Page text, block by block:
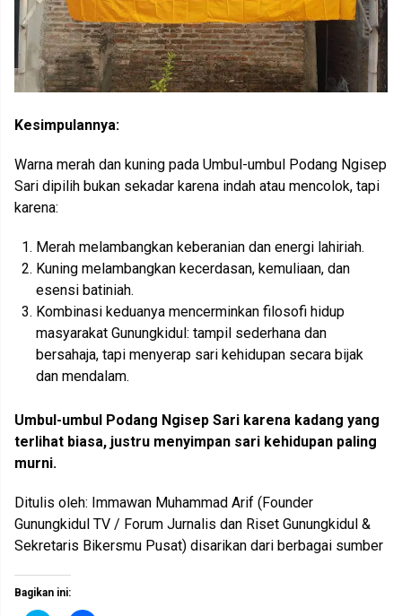
Kesimpulannya:
Warna merah dan kuning pada Umbul-umbul Podang Ngisep
Sari dipilih bukan sekadar karena indah atau mencolok, tapi
karena:
Merah melambangkan keberanian dan energi lahiriah.
Kuning melambangkan kecerdasan, kemuliaan, dan
esensi batiniah.
Kombinasi keduanya mencerminkan filosofi hidup
masyarakat Gunungkidul: tampil sederhana dan
bersahaja, tapi menyerap sari kehidupan secara bijak
dan mendalam.
Umbul-umbul Podang Ngisep Sari karena kadang yang
terlihat biasa, justru menyimpan sari kehidupan paling
murni.
Ditulis oleh: Immawan Muhammad Arif (Founder
Gunungkidul TV / Forum Jurnalis dan Riset Gunungkidul &
Sekretaris Bikersmu Pusat) disarikan dari berbagai sumber
Bagikan ini: